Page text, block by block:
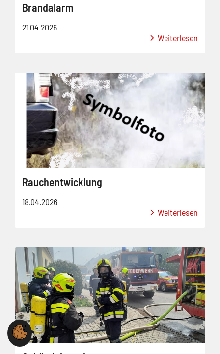
Brandalarm
21.04.2026
Weiterlesen
Rauchentwicklung
18.04.2026
Weiterlesen